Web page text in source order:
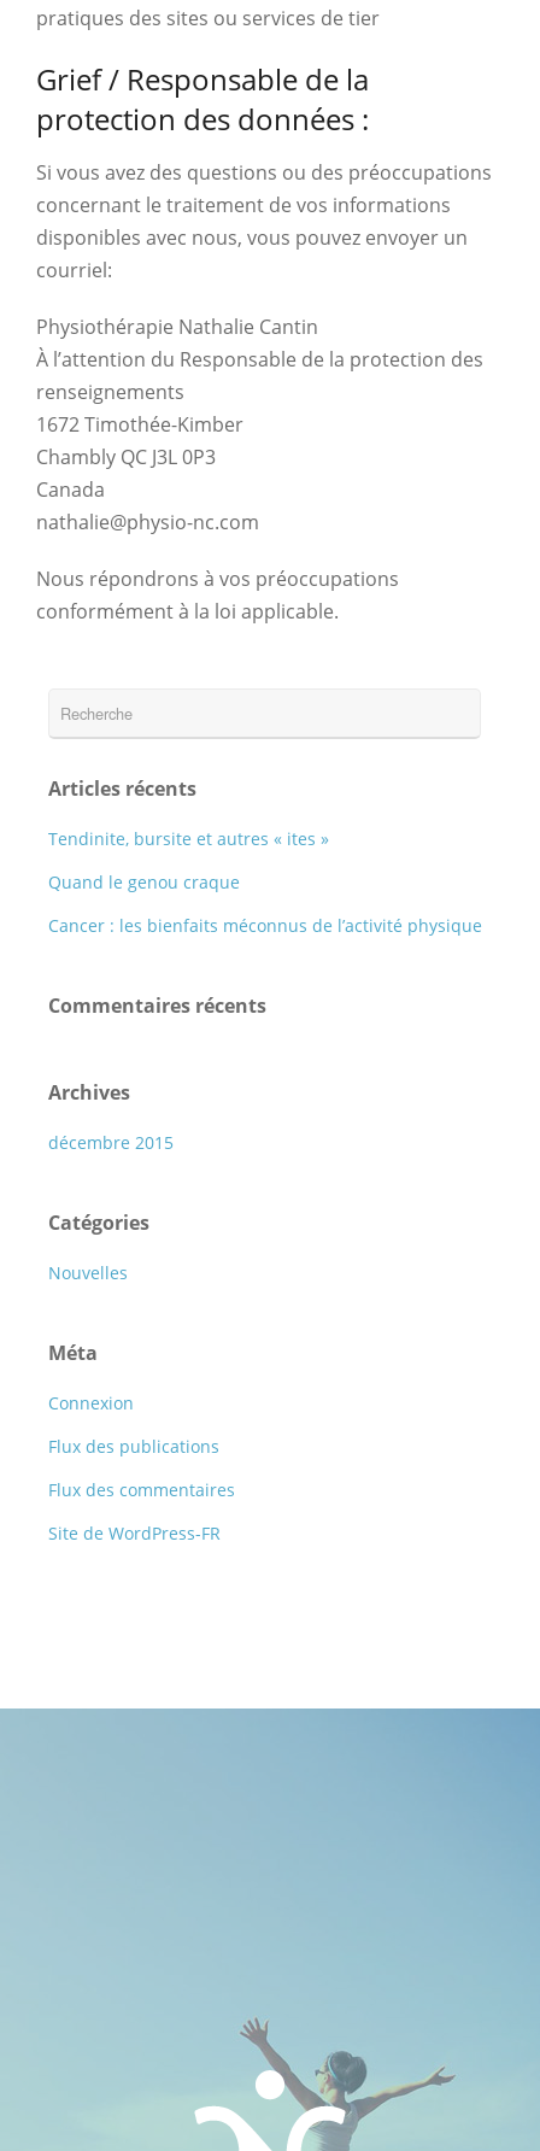
pratiques des sites ou services de tier
Grief / Responsable de la
protection des données :
Si vous avez des questions ou des préoccupations
concernant le traitement de vos informations
disponibles avec nous, vous pouvez envoyer un
courriel:
Physiothérapie Nathalie Cantin
À l’attention du Responsable de la protection des
renseignements
1672 Timothée-Kimber
Chambly QC J3L 0P3
Canada
nathalie@physio-nc.com
Nous répondrons à vos préoccupations
conformément à la loi applicable.
Articles récents
Tendinite, bursite et autres « ites »
Quand le genou craque
Cancer : les bienfaits méconnus de l’activité physique
Commentaires récents
Archives
décembre 2015
Catégories
Nouvelles
Méta
Connexion
Flux des publications
Flux des commentaires
Site de WordPress-FR